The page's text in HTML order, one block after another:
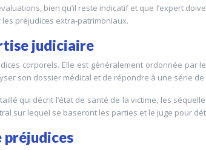
bien qu’il reste indicatif et que l’expert
préjudices extra-patrimoniaux.
judiciaire
corporels. Elle est généralement ordonnée par
son dossier médical et de répondre à une série
qui décrit l’état de santé de la victime, les
sur lequel se baseront les parties et le juge pour
préjudices